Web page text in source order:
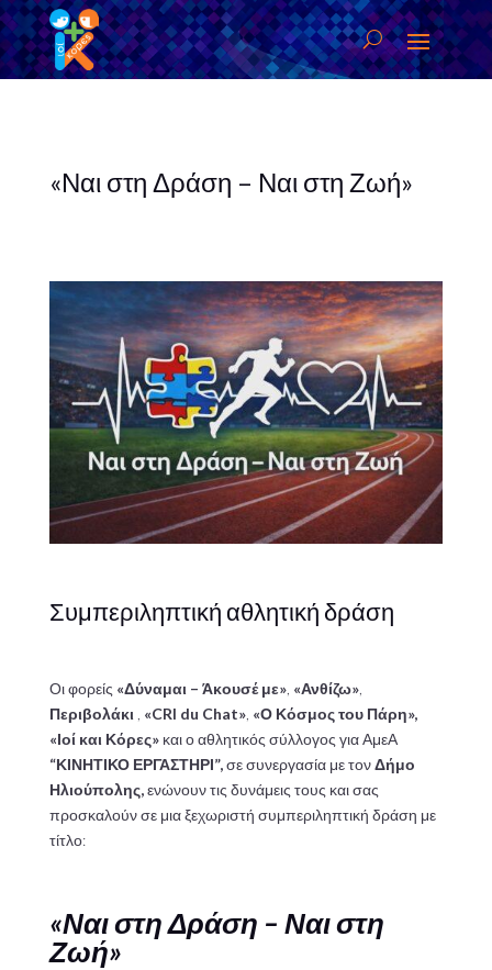
«Ναι στη Δράση – Ναι στη Ζωή»
Συμπεριληπτική αθλητική δράση
Οι φορείς «Δύναμαι – Άκουσέ με», «Ανθίζω»,
Περιβολάκι
«CRI du Chat», «Ο Κόσμος του Πάρη»,
«Ιοί και Κόρες»και ο αθλητικός σύλλογος για ΑμεΑ
“ΚΙΝΗΤΙΚΟ ΕΡΓΑΣΤΗΡΙ”,σε συνεργασία με τονΔήμο
Ηλιούπολης,ενώνουν τις δυνάμεις τους και σας
προσκαλούν σε μια ξεχωριστή συμπεριληπτική δράση με
τίτλο:
«Ναι στη Δράση – Ναι στη
Ζωή»